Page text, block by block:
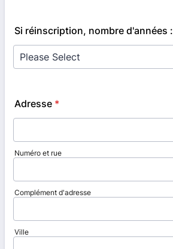
Si réinscription, nombre d'années :
Adresse *
Numéro et rue
Complément d'adresse
Ville